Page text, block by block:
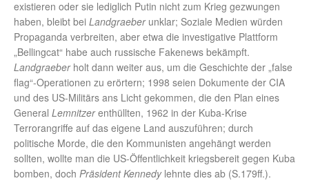
existieren oder sie lediglich Putin nicht zum Krieg gezwungen
haben, bleibt bei Landgraeber unklar; Soziale Medien würden
Propaganda verbreiten, aber etwa die investigative Plattform
„Bellingcat“ habe auch russische Fakenews bekämpft.
Landgraeberholt dann weiter aus, um die Geschichte der „false
flag“-Operationen zu erörtern; 1998 seien Dokumente der CIA
und des US-Militärs ans Licht gekommen, die den Plan eines
General Lemnitzerenthüllten, 1962 in der Kuba-Krise
Terrorangriffe auf das eigene Land auszuführen; durch
politische Morde, die den Kommunisten angehängt werden
sollten, wollte man die US-Öffentlichkeit kriegsbereit gegen Kuba
bomben, doch Präsident Kennedylehnte dies ab (S.179ff.).